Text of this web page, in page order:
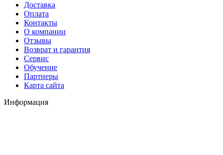
Доставка
Оплата
Контакты
О компании
Отзывы
Возврат и гарантия
Сервис
Обучение
Партнеры
Карта сайта
Информация